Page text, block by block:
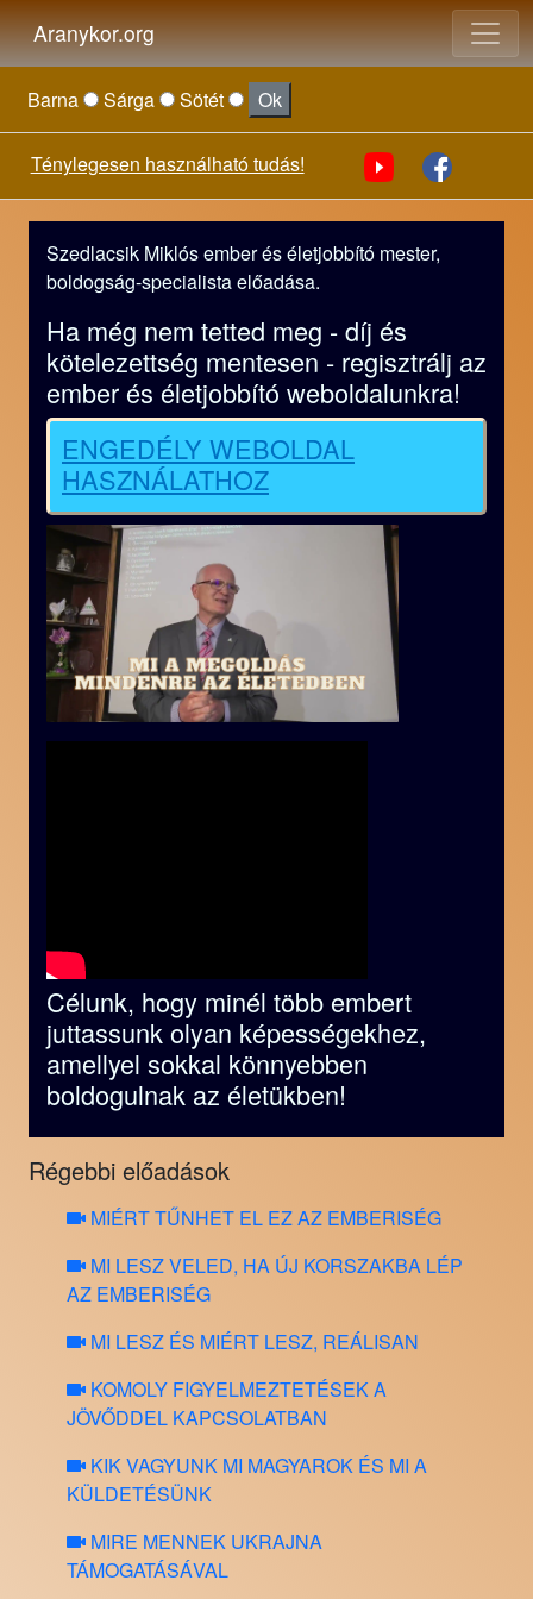
Aranykor.org
Barna Sárga Sötét Ok
Ténylegesen használható tudás!
Szedlacsik Miklós ember és életjobbító mester,
boldogság-specialista előadása.
Ha még nem tetted meg - díj és
kötelezettség mentesen - regisztrálj az
ember és életjobbító weboldalunkra!
ENGEDÉLY WEBOLDAL
HASZNÁLATHOZ
Célunk, hogy minél több embert
juttassunk olyan képességekhez,
amellyel sokkal könnyebben
boldogulnak az életükben!
Régebbi előadások
MIÉRT TŰNHET EL EZ AZ EMBERISÉG
MI LESZ VELED, HA ÚJ KORSZAKBA LÉP
AZ EMBERISÉG
MI LESZ ÉS MIÉRT LESZ, REÁLISAN
KOMOLY FIGYELMEZTETÉSEK A
JÖVŐDDEL KAPCSOLATBAN
KIK VAGYUNK MI MAGYAROK ÉS MI A
KÜLDETÉSÜNK
MIRE MENNEK UKRAJNA
TÁMOGATÁSÁVAL